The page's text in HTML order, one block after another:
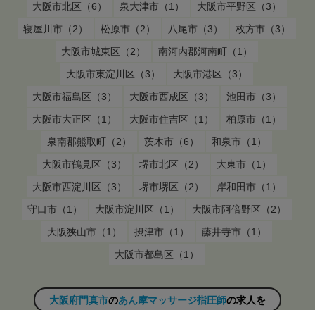
大阪市北区（6）
泉大津市（1）
大阪市平野区（3）
寝屋川市（2）
松原市（2） 八尾市（3）
枚方市（3）
大阪市城東区（2）
南河内郡河南町（1）
大阪市東淀川区（3）
大阪市港区（3）
大阪市福島区（3）
大阪市西成区（3）
池田市（3）
大阪市大正区（1）
大阪市住吉区（1）
柏原市（1）
泉南郡熊取町（2）
茨木市（6）
和泉市（1）
大阪市鶴見区（3）
堺市北区（2）
大東市（1）
大阪市西淀川区（3）
堺市堺区（2）
岸和田市（1）
守口市（1）
大阪市淀川区（1）
大阪市阿倍野区（2）
大阪狭山市（1）
摂津市（1）
藤井寺市（1）
大阪市都島区（1）
大阪府門真市のあん摩マッサージ指圧師の求人を